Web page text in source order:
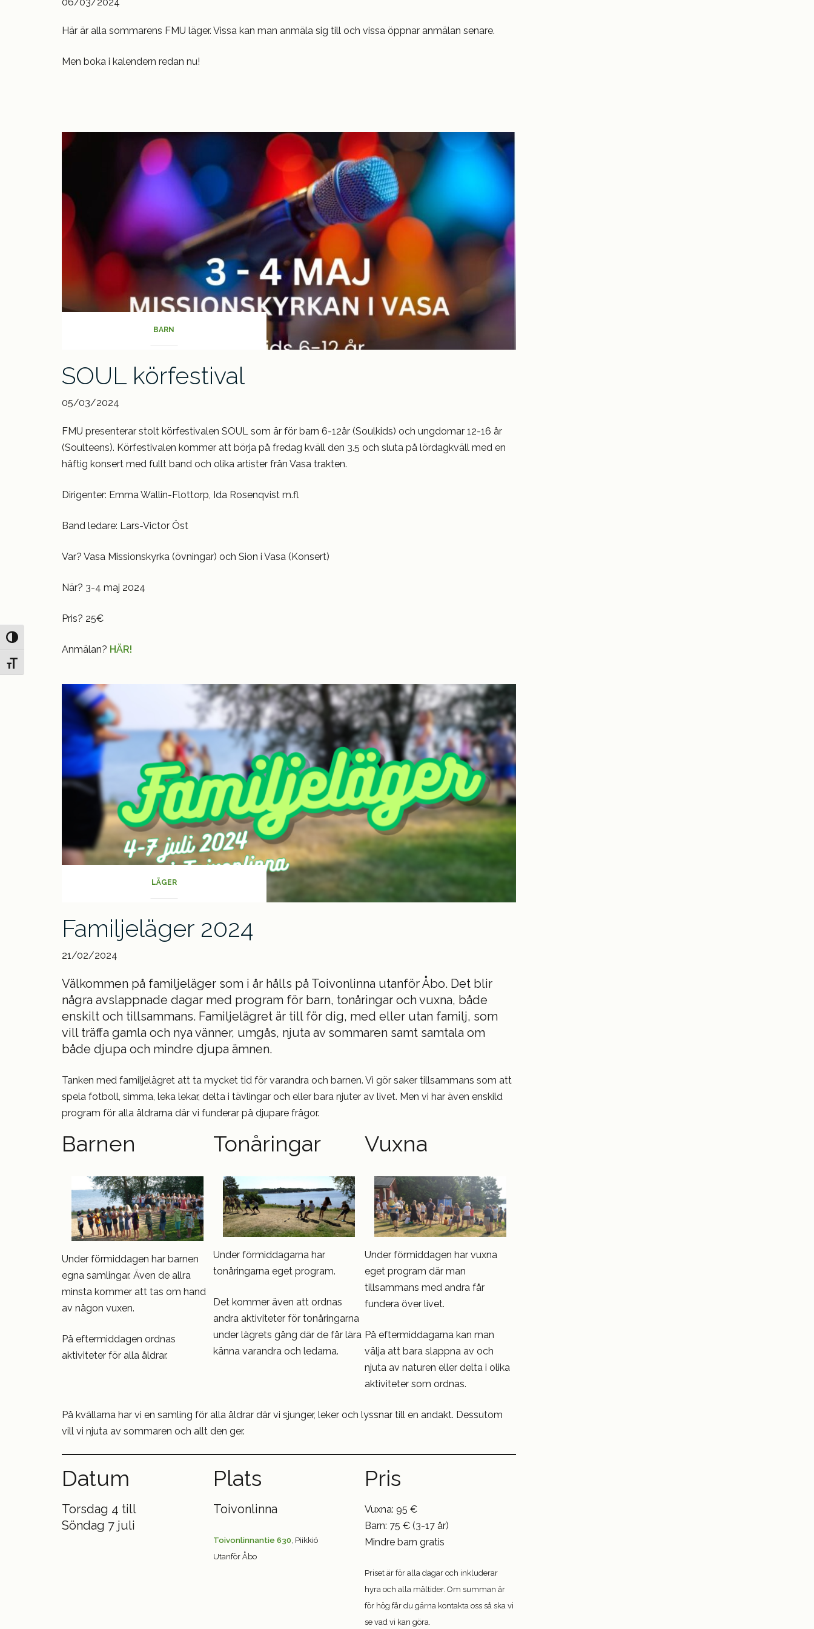
Slå på/av hög kontrast
Slå på/av textstorlek
Här är alla sommarens FMU läger. Vissa kan man anmäla sig till och vissa öppnar anmälan senare.
Men boka i kalendern redan nu!
BARN
SOUL körfestival
05/03/2024
FMU presenterar stolt körfestivalen SOUL som är för barn 6-12år (Soulkids) och ungdomar 12-16 år
(Soulteens). Körfestivalen kommer att börja på fredag kväll den 3.5 och sluta på lördagkväll med en
häftig konsert med fullt band och olika artister från Vasa trakten.
Dirigenter: Emma Wallin-Flottorp, Ida Rosenqvist m.fl
Band ledare: Lars-Victor Öst
Var? Vasa Missionskyrka (övningar) och Sion i Vasa (Konsert)
När? 3-4 maj 2024
Pris? 25€
Anmälan? HÄR!
LÄGER
Familjeläger 2024
21/02/2024
Välkommen på familjeläger som i år hålls på Toivonlinna utanför Åbo. Det blir
några avslappnade dagar med program för barn, tonåringar och vuxna, både
enskilt och tillsammans. Familjelägret är till för dig, med eller utan familj, som
vill träffa gamla och nya vänner, umgås, njuta av sommaren samt samtala om
både djupa och mindre djupa ämnen.
Tanken med familjelägret att ta mycket tid för varandra och barnen. Vi gör saker tillsammans som att
spela fotboll, simma, leka lekar, delta i tävlingar och eller bara njuter av livet. Men vi har även enskild
program för alla åldrarna där vi funderar på djupare frågor.
Barnen
Under förmiddagen har barnen
egna samlingar. Även de allra
minsta kommer att tas om hand
av någon vuxen.
På eftermiddagen ordnas
aktiviteter för alla åldrar.
Tonåringar
Under förmiddagarna har
tonåringarna eget program.
Det kommer även att ordnas
andra aktiviteter för tonåringarna
under lägrets gång där de får lära
känna varandra och ledarna.
Vuxna
Under förmiddagen har vuxna
eget program där man
tillsammans med andra får
fundera över livet.
På eftermiddagarna kan man
välja att bara slappna av och
njuta av naturen eller delta i olika
aktiviteter som ordnas.
På kvällarna har vi en samling för alla åldrar där vi sjunger, leker och lyssnar till en andakt. Dessutom
vill vi njuta av sommaren och allt den ger.
Datum
Torsdag 4 till
Söndag 7 juli
Plats
Toivonlinna
Toivonlinnantie 630, Piikkiö
Utanför Åbo
Pris
Vuxna: 95 €
Barn: 75 € (3-17 år)
Mindre barn gratis
Priset är för alla dagar och inkluderar
hyra och alla måltider. Om summan är
för hög får du gärna kontakta oss så ska vi
se vad vi kan göra.